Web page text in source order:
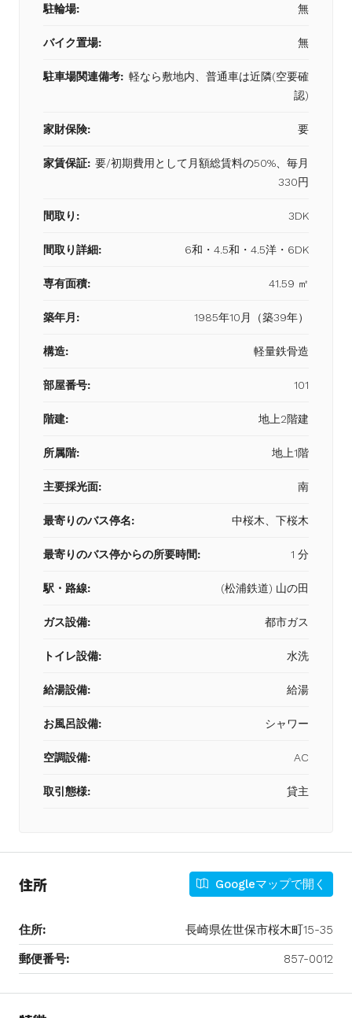
駐輪場: 無
バイク置場: 無
駐車場関連備考: 軽なら敷地内、普通車は近隣(空要確
認)
家財保険: 要
家賃保証: 要/初期費用として月額総賃料の50%、毎月
330円
間取り: 3DK
間取り詳細: 6和・4.5和・4.5洋・6DK
専有面積: 41.59 ㎡
築年月: 1985年10月（築39年）
構造: 軽量鉄骨造
部屋番号: 101
階建: 地上2階建
所属階: 地上1階
主要採光面: 南
最寄りのバス停名: 中桜木、下桜木
最寄りのバス停からの所要時間: 1 分
駅・路線: (松浦鉄道) 山の田
ガス設備: 都市ガス
トイレ設備: 水洗
給湯設備: 給湯
お風呂設備: シャワー
空調設備: AC
取引態様: 貸主
住所 Googleマップで開く
住所: 長崎県佐世保市桜木町15-35
郵便番号: 857-0012